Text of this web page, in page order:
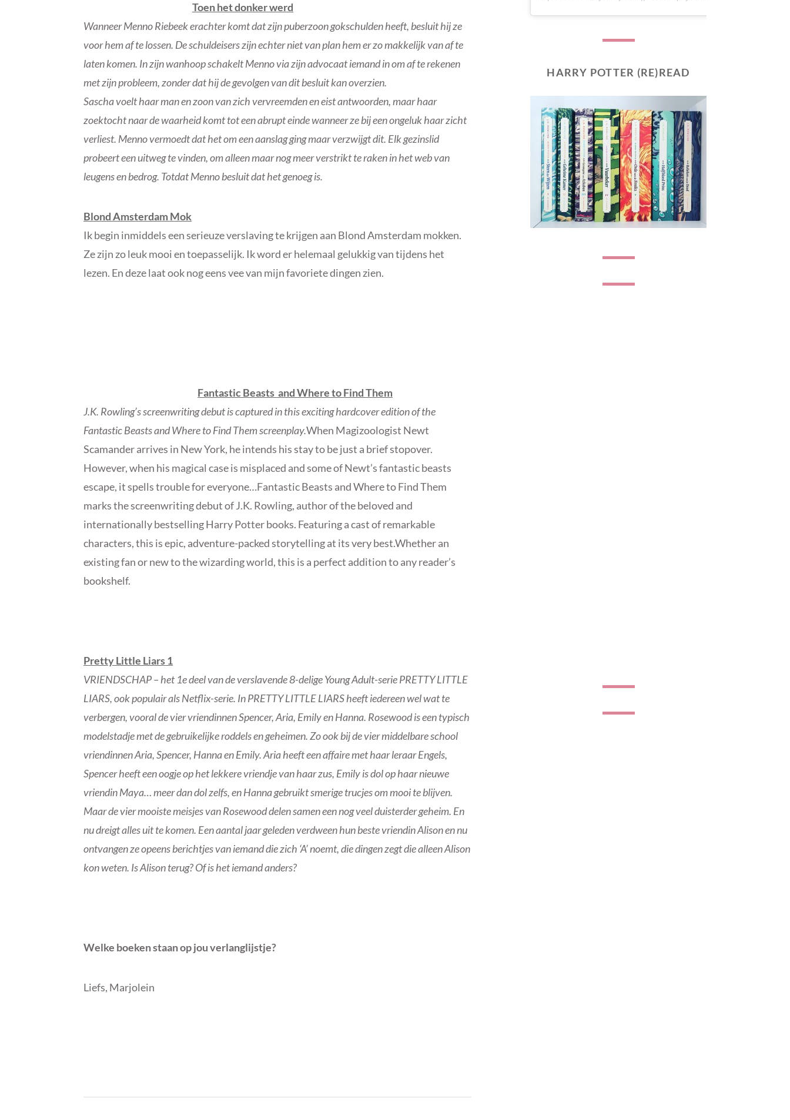
Toen het donker werd
Wanneer Menno Riebeek erachter komt dat zijn puberzoon gokschulden heeft, besluit hij ze
voor hem af te lossen. De schuldeisers zijn echter niet van plan hem er zo makkelijk van af te
laten komen. In zijn wanhoop schakelt Menno via zijn advocaat iemand in om af te rekenen
met zijn probleem, zonder dat hij de gevolgen van dit besluit kan overzien.
Sascha voelt haar man en zoon van zich vervreemden en eist antwoorden, maar haar
zoektocht naar de waarheid komt tot een abrupt einde wanneer ze bij een ongeluk haar zicht
verliest. Menno vermoedt dat het om een aanslag ging maar verzwijgt dit. Elk gezinslid
probeert een uitweg te vinden, om alleen maar nog meer verstrikt te raken in het web van
leugens en bedrog. Totdat Menno besluit dat het genoeg is.
Blond Amsterdam Mok
Ik begin inmiddels een serieuze verslaving te krijgen aan Blond Amsterdam mokken.
Ze zijn zo leuk mooi en toepasselijk. Ik word er helemaal gelukkig van tijdens het
lezen. En deze laat ook nog eens vee van mijn favoriete dingen zien.
Fantastic Beasts and Where to Find Them
J.K. Rowling’s screenwriting debut is captured in this exciting hardcover edition of the
Fantastic Beasts and Where to Find Them screenplay.When Magizoologist Newt
Scamander arrives in New York, he intends his stay to be just a brief stopover.
However, when his magical case is misplaced and some of Newt’s fantastic beasts
escape, it spells trouble for everyone…Fantastic Beasts and Where to Find Them
marks the screenwriting debut of J.K. Rowling, author of the beloved and
internationally bestselling Harry Potter books. Featuring a cast of remarkable
characters, this is epic, adventure-packed storytelling at its very best.Whether an
existing fan or new to the wizarding world, this is a perfect addition to any reader’s
bookshelf.
Pretty Little Liars 1
VRIENDSCHAP – het 1e deel van de verslavende 8-delige Young Adult-serie PRETTY LITTLE
LIARS, ook populair als Netflix-serie. In PRETTY LITTLE LIARS heeft iedereen wel wat te
verbergen, vooral de vier vriendinnen Spencer, Aria, Emily en Hanna. Rosewood is een typisch
modelstadje met de gebruikelijke roddels en geheimen. Zo ook bij de vier middelbare school
vriendinnen Aria, Spencer, Hanna en Emily. Aria heeft een affaire met haar leraar Engels,
Spencer heeft een oogje op het lekkere vriendje van haar zus, Emily is dol op haar nieuwe
vriendin Maya… meer dan dol zelfs, en Hanna gebruikt smerige trucjes om mooi te blijven.
Maar de vier mooiste meisjes van Rosewood delen samen een nog veel duisterder geheim. En
nu dreigt alles uit te komen. Een aantal jaar geleden verdween hun beste vriendin Alison en nu
ontvangen ze opeens berichtjes van iemand die zich ‘A’ noemt, die dingen zegt die alleen Alison
kon weten. Is Alison terug? Of is het iemand anders?
Welke boeken staan op jou verlanglijstje?
Liefs, Marjolein
HARRY POTTER (RE)READ